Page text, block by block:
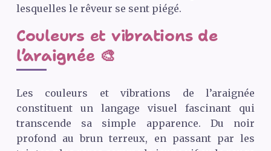
lesquelles le rêveur se sent piégé.
Couleurs et vibrations de
l’araignée 🎨
Les couleurs et vibrations de l’araignée
constituent un langage visuel fascinant qui
transcende sa simple apparence. Du noir
profond au brun terreux, en passant par les